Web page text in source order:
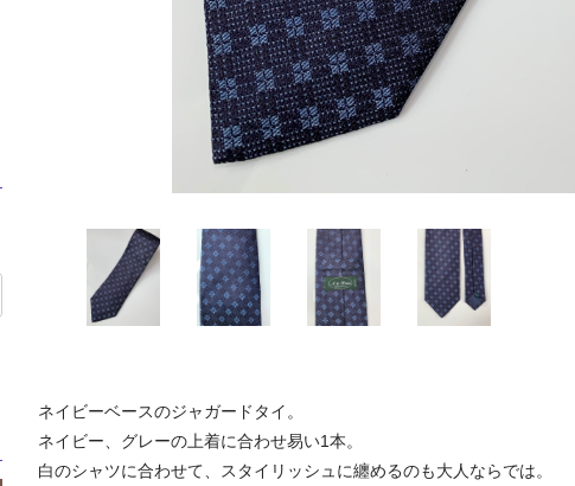
ネイビーベースのジャガードタイ。
ネイビー、グレーの上着に合わせ易い1本。
白のシャツに合わせて、スタイリッシュに纏めるのも大人ならでは。